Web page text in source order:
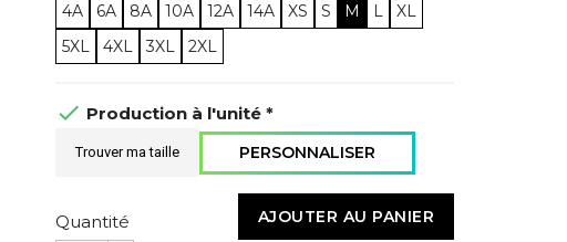
4A 6A 8A 10A 12A 14A XS S M L
XL
5XL
4XL 3XL 2XL
 Production à l'unité *
Trouver ma taille PERSONNALISER
Quantité AJOUTER AU PANIER